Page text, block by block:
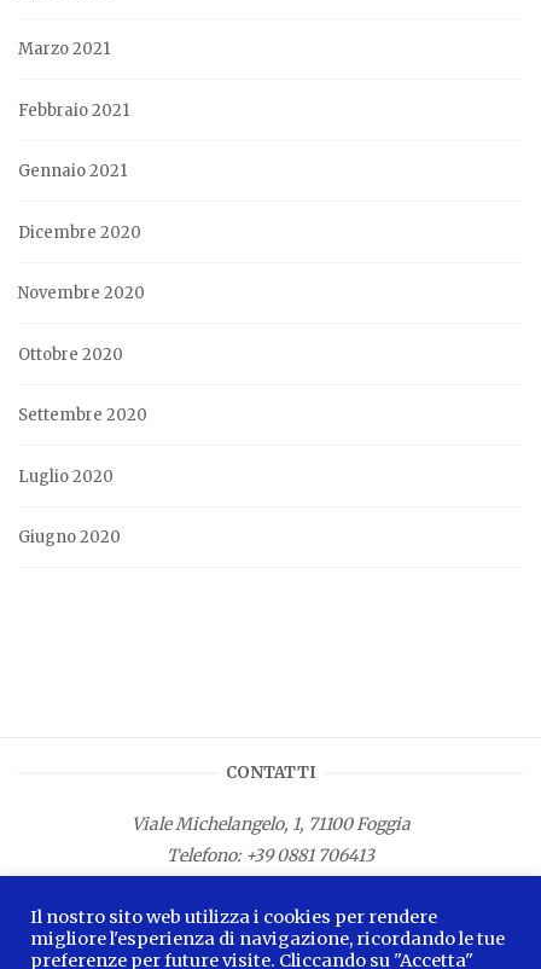
Marzo 2021
Febbraio 2021
Gennaio 2021
Dicembre 2020
Novembre 2020
Ottobre 2020
Settembre 2020
Luglio 2020
Giugno 2020
CONTATTI
Viale Michelangelo, 1, 71100 Foggia
Telefono: +39 0881 706413
E-mail:info.lamagnacapitana@regione.puglia.it
Il nostro sito web utilizza i cookies per rendere
migliore l'esperienza di navigazione, ricordando le tue
preferenze per future visite. Cliccando su "Accetta"